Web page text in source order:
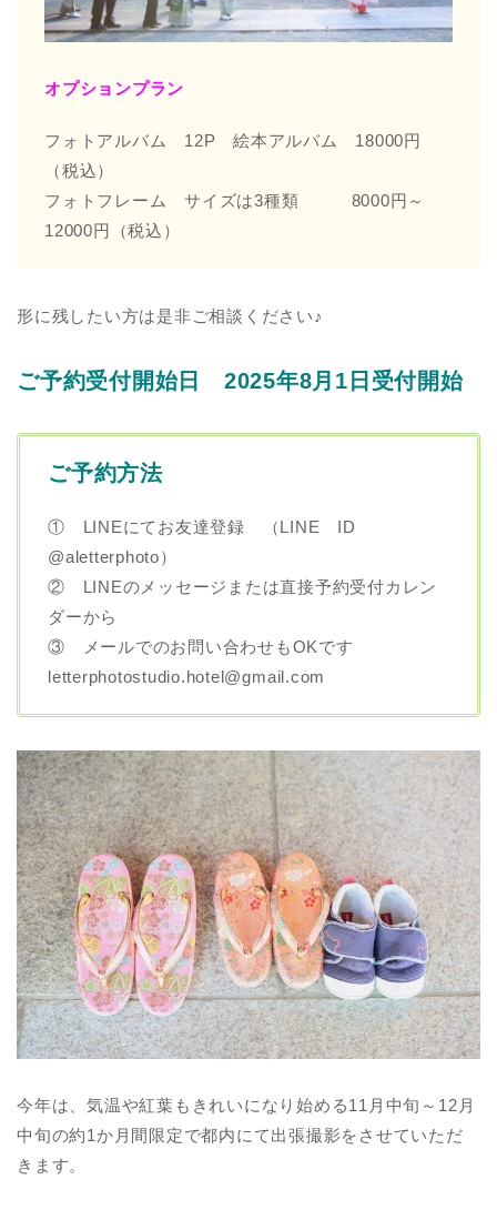
オプションプラン
フォトアルバム 12P 絵本アルバム 18000円
（税込）
フォトフレーム サイズは3種類 8000円～
12000円（税込）
形に残したい方は是非ご相談ください♪
ご予約受付開始日 2025年8月1日受付開始
ご予約方法
① LINEにてお友達登録 （LINE ID
@aletterphoto）
② LINEのメッセージまたは直接予約受付カレン
ダーから
③ メールでのお問い合わせもOKです
letterphotostudio.hotel@gmail.com
今年は、気温や紅葉もきれいになり始める11月中旬～12月
中旬の約1か月間限定で都内にて出張撮影をさせていただ
きます。